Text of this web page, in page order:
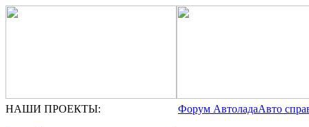
НАШИ ПРОЕКТЫ: Форум АвтоладаАвто